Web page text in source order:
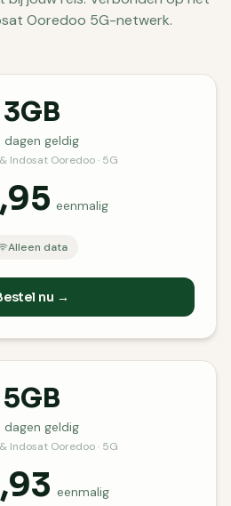
Ooredoo 5G-netwerk.
3GB
dagen geldig
Indosat Ooredoo · 5G
eenmalig
Alleen data
nu →
5GB
dagen geldig
Indosat Ooredoo · 5G
eenmalig